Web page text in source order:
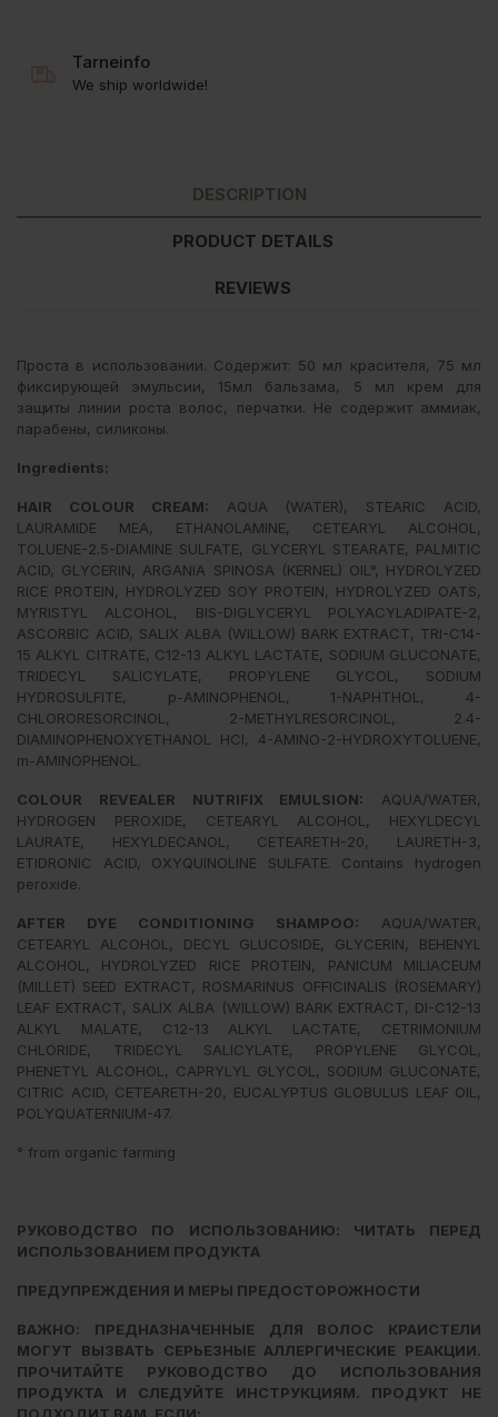
Tarneinfo
We ship worldwide!
DESCRIPTION
PRODUCT DETAILS
REVIEWS
Проста в использовании. Содержит: 50 мл красителя, 75 мл
фиксирующей эмульсии, 15мл бальзама, 5 мл крем для
защиты линии роста волос, перчатки. Не содержит аммиак,
парабены, силиконы.
Ingredients:
HAIR COLOUR CREAM: AQUA (WATER), STEARIC ACID,
LAURAMIDE MEA, ETHANOLAMINE, CETEARYL ALCOHOL,
TOLUENE-2.5-DIAMINE SULFATE, GLYCERYL STEARATE, PALMITIC
ACID, GLYCERIN, ARGANIA SPINOSA (KERNEL) OIL°, HYDROLYZED
RICE PROTEIN, HYDROLYZED SOY PROTEIN, HYDROLYZED OATS,
MYRISTYL ALCOHOL, BIS-DIGLYCERYL POLYACYLADIPATE-2,
ASCORBIC ACID, SALIX ALBA (WILLOW) BARK EXTRACT, TRI-C14-
15 ALKYL CITRATE, C12-13 ALKYL LACTATE, SODIUM GLUCONATE,
TRIDECYL SALICYLATE, PROPYLENE GLYCOL, SODIUM
HYDROSULFITE, p-AMINOPHENOL, 1-NAPHTHOL, 4-
CHLORORESORCINOL, 2-METHYLRESORCINOL, 2.4-
DIAMINOPHENOXYETHANOL HCI, 4-AMINO-2-HYDROXYTOLUENE,
m-AMINOPHENOL.
COLOUR REVEALER NUTRIFIX EMULSION: AQUA/WATER,
HYDROGEN PEROXIDE, CETEARYL ALCOHOL, HEXYLDECYL
LAURATE, HEXYLDECANOL, CETEARETH-20, LAURETH-3,
ETIDRONIC ACID, OXYQUINOLINE SULFATE. Contains hydrogen
peroxide.
AFTER DYE CONDITIONING SHAMPOO: AQUA/WATER,
CETEARYL ALCOHOL, DECYL GLUCOSIDE, GLYCERIN, BEHENYL
ALCOHOL, HYDROLYZED RICE PROTEIN, PANICUM MILIACEUM
(MILLET) SEED EXTRACT, ROSMARINUS OFFICINALIS (ROSEMARY)
LEAF EXTRACT, SALIX ALBA (WILLOW) BARK EXTRACT, DI-C12-13
ALKYL MALATE, C12-13 ALKYL LACTATE, CETRIMONIUM
CHLORIDE, TRIDECYL SALICYLATE, PROPYLENE GLYCOL,
PHENETYL ALCOHOL, CAPRYLYL GLYCOL, SODIUM GLUCONATE,
CITRIC ACID, CETEARETH-20, EUCALYPTUS GLOBULUS LEAF OIL,
POLYQUATERNIUM-47.
° from organic farming
РУКОВОДСТВО ПО ИСПОЛЬЗОВАНИЮ: ЧИТАТЬ ПЕРЕД
ИСПОЛЬЗОВАНИЕМ ПРОДУКТА
ПРЕДУПРЕЖДЕНИЯ И МЕРЫ ПРЕДОСТОРОЖНОСТИ
ВАЖНО: ПРЕДНАЗНАЧЕННЫЕ ДЛЯ ВОЛОС КРАИСТЕЛИ
МОГУТ ВЫЗВАТЬ СЕРЬЕЗНЫЕ АЛЛЕРГИЧЕСКИЕ РЕАКЦИИ.
ПРОЧИТАЙТЕ РУКОВОДСТВО ДО ИСПОЛЬЗОВАНИЯ
ПРОДУКТА И СЛЕДУЙТЕ ИНСТРУКЦИЯМ. ПРОДУКТ НЕ